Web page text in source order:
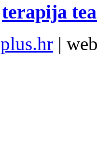
terapija
plus.hr |